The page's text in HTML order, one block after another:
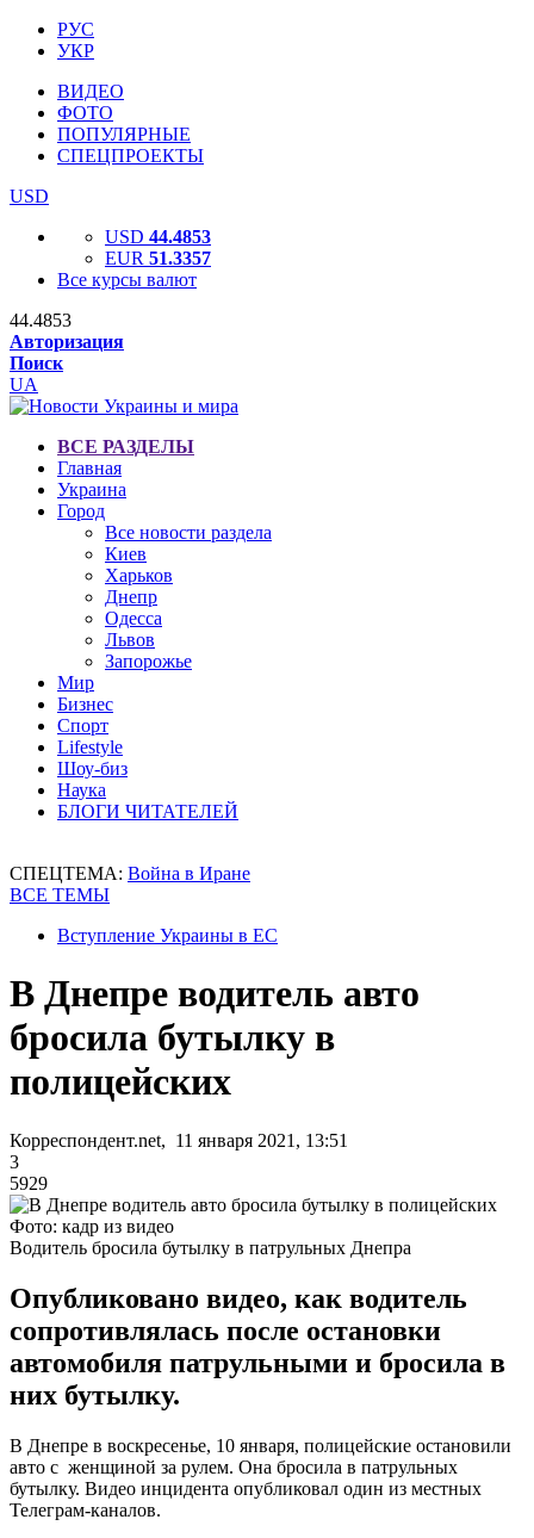
РУС
УКР
ВИДЕО
ФОТО
ПОПУЛЯРНЫЕ
СПЕЦПРОЕКТЫ
USD
USD 44.4853
EUR 51.3357
Все курсы валют
44.4853
Авторизация
Поиск
UA
ВСЕ РАЗДЕЛЫ
Главная
Украина
Город
Все новости раздела
Киев
Харьков
Днепр
Одесса
Львов
Запорожье
Мир
Бизнес
Спорт
Lifestyle
Шоу-биз
Наука
БЛОГИ ЧИТАТЕЛЕЙ
СПЕЦТЕМА: Война в Иране
ВСЕ ТЕМЫ
Вступление Украины в ЕС
В Днепре водитель авто
бросила бутылку в
полицейских
Корреспондент.net, 11 января 2021, 13:51
3
5929
Фото: кадр из видео
Водитель бросила бутылку в патрульных Днепра
Опубликовано видео, как водитель
сопротивлялась после остановки
автомобиля патрульными и бросила в
них бутылку.
В Днепре в воскресенье, 10 января, полицейские остановили
авто с женщиной за рулем. Она бросила в патрульных
бутылку. Видео инцидента опубликовал один из местных
Телеграм-каналов.